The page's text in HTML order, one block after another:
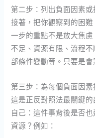
第二步：列出負面因素或
接著，把你觀察到的困
一步的重點不是放大焦
不足、資源有限、流程
部條件變動等。只要是
第三步：為每個負面因
這是正反對照法最關鍵
自己：這件事背後是否
資源？例如：